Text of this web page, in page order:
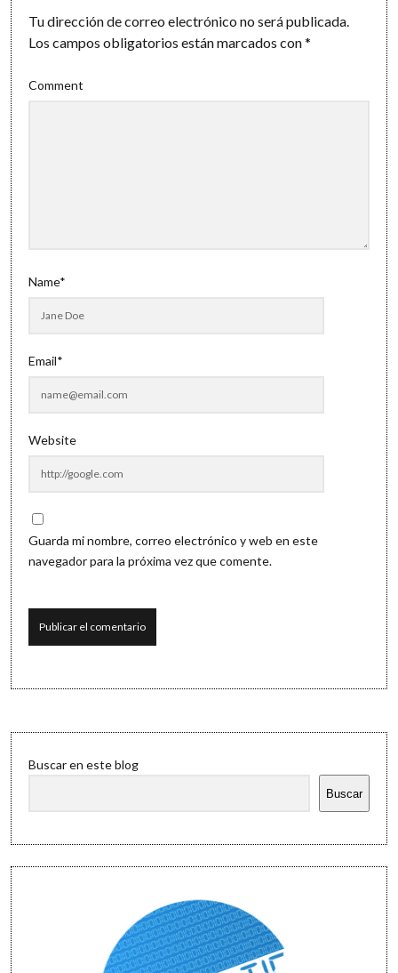
Tu dirección de correo electrónico no será publicada.
Los campos obligatorios están marcados con*
Comment
Name*
Email*
Website
Guarda mi nombre, correo electrónico y web en este
navegador para la próxima vez que comente.
Sidebar
Buscar en este blog
Buscar